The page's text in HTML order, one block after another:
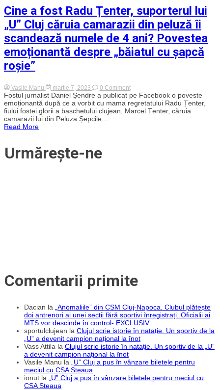
Cine a fost Radu Țenter, suporterul lui
„U” Cluj căruia camarazii din peluză îi
scandează numele de 4 ani? Povestea
emoționantă despre „băiatul cu șapcă
roșie”
Vasile Manu martie 7, 2023 0 Commenton
Cine
a
fost
Radu
Fostul jurnalist Daniel Șendre a publicat pe Facebook o poveste
emoționantă după ce a vorbit cu mama regretatului Radu Țenter,
fiului fostei glorii a baschetului clujean, Marcel Țenter, căruia
camarazii lui din Peluza Șepcile...
Read More
Urmărește-ne
Comentarii primite
Dacian la
„Anomaliile” din CSM Cluj-Napoca. Clubul plătește
doi antrenori ai unei secții fără sportivi înregistrați. Oficialii ai
MTS vor descinde în control- EXCLUSIV
sportulclujean la Clujul scrie istorie în natație. Un sportiv de la
„U” a devenit campion național la înot
Vass Attila la Clujul scrie istorie în natație. Un sportiv de la „U”
a devenit campion național la înot
Vasile Manu la
„U” Cluj a pus în vânzare biletele pentru
meciul cu CSA Steaua
ionut la
„U” Cluj a pus în vânzare biletele pentru meciul cu
CSA Steaua